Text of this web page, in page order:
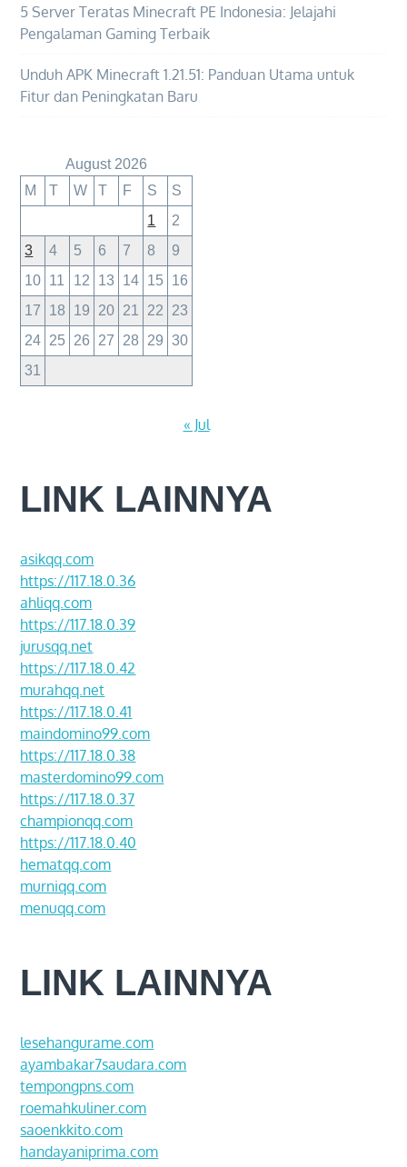
5 Server Teratas Minecraft PE Indonesia: Jelajahi
Pengalaman Gaming Terbaik
Unduh APK Minecraft 1.21.51: Panduan Utama untuk
Fitur dan Peningkatan Baru
August 2026
M
T W T F S
S
1
2
3
4 5 6 7 8
9
10 11 12 13 14 15 16
17
18 19 20 21 22
23
24 25 26 27 28 29
30
31
« Jul
LINK LAINNYA
asikqq.com
https://117.18.0.36
ahliqq.com
https://117.18.0.39
jurusqq.net
https://117.18.0.42
murahqq.net
https://117.18.0.41
maindomino99.com
https://117.18.0.38
masterdomino99.com
https://117.18.0.37
championqq.com
https://117.18.0.40
hematqq.com
murniqq.com
menuqq.com
LINK LAINNYA
lesehangurame.com
ayambakar7saudara.com
tempongpns.com
roemahkuliner.com
saoenkkito.com
handayaniprima.com